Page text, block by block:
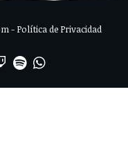
- Política de Privacidad